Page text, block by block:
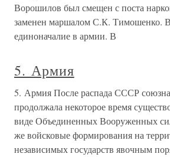
Ворошилов был смещен с поста
заменен маршалом С.К. Тимошенко.
единоначалие в армии. В
5. Армия
5. Армия После распада СССР
продолжала некоторое время
виде Объединенных Вооруженных
же войсковые формирования на
независимых государств явочным